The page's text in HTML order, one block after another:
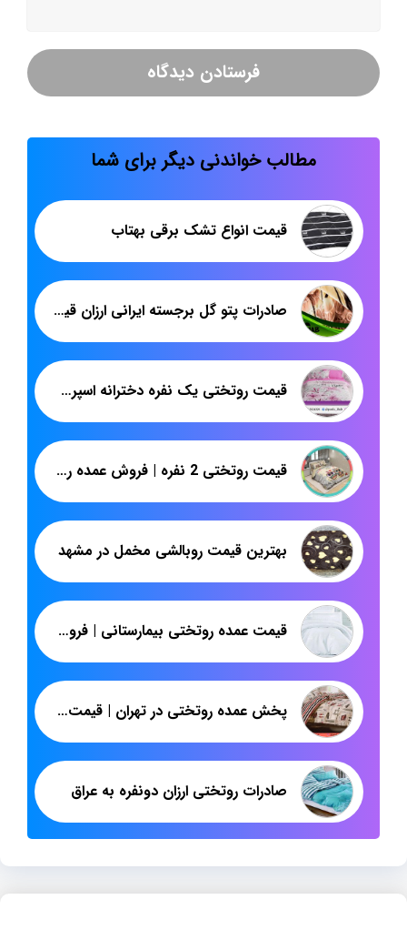
مطالب خواندنی دیگر برای شما
قیمت انواع تشک برقی بهتاب
صادرات پتو گل برجسته ایرانی ارزان قیمت
قیمت روتختی یک نفره دخترانه اسپرت | فروش عمده روتختی ارزان | پاندا
قیمت روتختی 2 نفره | فروش عمده روتختی از تولیدی | پاندا
بهترین قیمت روبالشی مخمل در مشهد
قیمت عمده روتختی بیمارستانی | فروش مستقیم روتختی ارزان از تهران | پاندا
پخش عمده روتختی در تهران | قیمت روتختی دونفره چهل تکه | پاندا
صادرات روتختی ارزان دونفره به عراق